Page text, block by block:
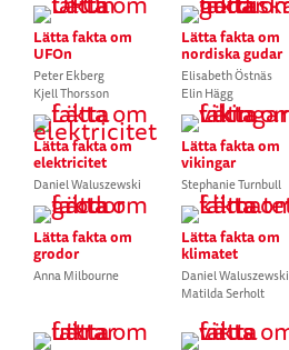
Lätta fakta om
UFOn
Peter Ekberg
Kjell Thorsson
Lätta fakta om
nordiska gudar
Elisabeth Östnäs
Elin Hägg
Lätta fakta om
elektricitet
Daniel Waluszewski
Lätta fakta om
vikingar
Stephanie Turnbull
Lätta fakta om
grodor
Anna Milbourne
Lätta fakta om
klimatet
Daniel Waluszewski
Matilda Serholt